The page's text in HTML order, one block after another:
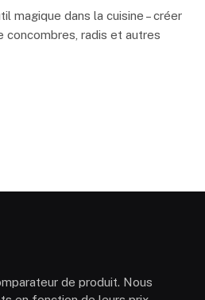
magique dans la cuisine – créer
concombres, radis et autres
de produit. Nous